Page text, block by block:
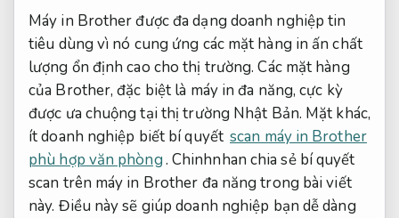
Máy in Brother được đa dạng doanh nghiệp tin
tiêu dùng vì nó cung ứng các mặt hàng in ấn chất
lượng ổn định cao cho thị trường. Các mặt hàng
của Brother, đặc biệt là máy in đa năng, cực kỳ
được ưa chuộng tại thị trường Nhật Bản. Mặt khác,
ít doanh nghiệp biết bí quyết scan máy in Brother
phù hợp văn phòng. Chinhnhan chia sẻ bí quyết
scan trên máy in Brother đa năng trong bài viết
này. Điều này sẽ giúp doanh nghiệp bạn dễ dàng